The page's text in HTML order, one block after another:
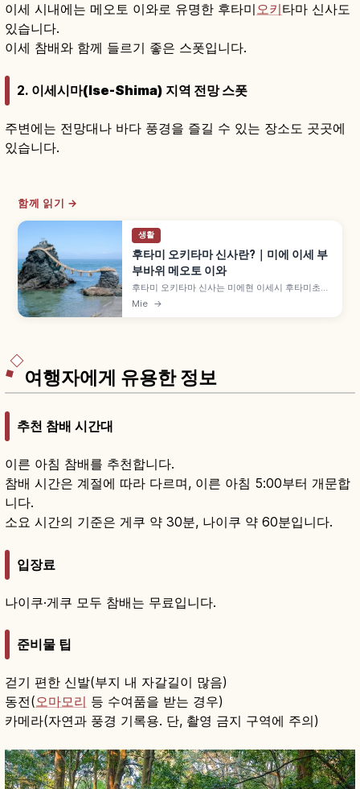
이세 시내에는 메오토 이와로 유명한 후타미오키타마 신사도
있습니다.
이세 참배와 함께 들르기 좋은 스폿입니다.
2. 이세시마(Ise-Shima) 지역 전망 스폿
주변에는 전망대나 바다 풍경을 즐길 수 있는 장소도 곳곳에
있습니다.
함께 읽기 →
생활
후타미 오키타마 신사란?｜미에 이세 부
부바위 메오토 이와
후타미 오키타마 신사는 미에현 이세시 후타미초의
사루타히코 오카미를 모신 신사로, 부부바위 메오토
Mie →
여행자에게 유용한 정보
추천 참배 시간대
이른 아침 참배를 추천합니다.
참배 시간은 계절에 따라 다르며, 이른 아침 5:00부터 개문합
니다.
소요 시간의 기준은 게쿠 약 30분, 나이쿠 약 60분입니다.
입장료
나이쿠·게쿠 모두 참배는 무료입니다.
준비물 팁
걷기 편한 신발(부지 내 자갈길이 많음)
동전(오마모리 등 수여품을 받는 경우)
카메라(자연과 풍경 기록용. 단, 촬영 금지 구역에 주의)